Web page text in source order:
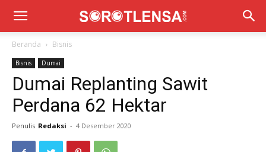
Beranda Bisnis
Bisnis Dumai
Dumai Replanting Sawit
Perdana 62 Hektar
Penulis Redaksi - 4 Desember 2020